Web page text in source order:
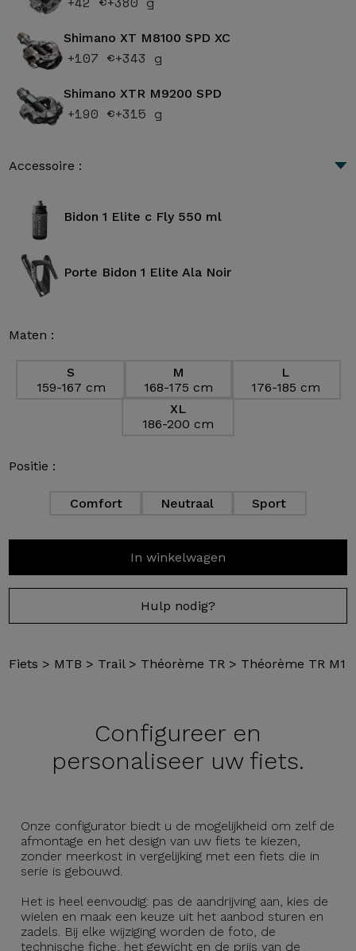
Shimano XT M8100 SPD XC
+107 €+343 g
Shimano XTR M9200 SPD
+190 €+315 g
Accessoire :
Bidon 1 Elite c Fly 550 ml
Porte Bidon 1 Elite Ala Noir
Maten :
S
159-167 cm
M
168-175 cm
L
176-185 cm
XL
186-200 cm
Positie :
Comfort Neutraal Sport
In winkelwagen
Hulp nodig?
Fiets > MTB > Trail > Théorème TR > Théorème TR M1
Configureer en
personaliseer uw fiets.
Onze configurator biedt u de mogelijkheid om zelf de
afmontage en het design van uw fiets te kiezen,
zonder meerkost in vergelijking met een fiets die in
serie is gebouwd.
Het is heel eenvoudig: pas de aandrijving aan, kies de
wielen en maak een keuze uit het aanbod sturen en
zadels. Bij elke wijziging worden de foto, de
technische fiche, het gewicht en de prijs van de